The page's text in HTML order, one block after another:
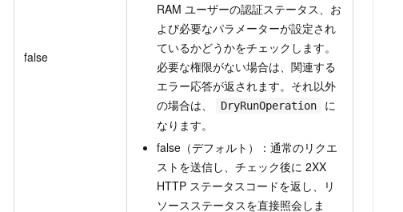
false
RAM ユーザーの認証ステータス、お
よび必要なパラメーターが設定され
ているかどうかをチェックします。
必要な権限がない場合は、関連する
エラー応答が返されます。それ以外
の場合は、
DryRunOperation
に
なります。
false（デフォルト）：通常のリクエ
ストを送信し、チェック後に 2XX
HTTP ステータスコードを返し、リ
ソースステータスを直接照会しま